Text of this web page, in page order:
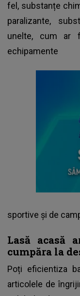
fel, substanțe
paralizante,
unelte, cum ar
echipamente
sportive și de
Lasă acasă
cumpăra la
Poți eficientiza
articolele de